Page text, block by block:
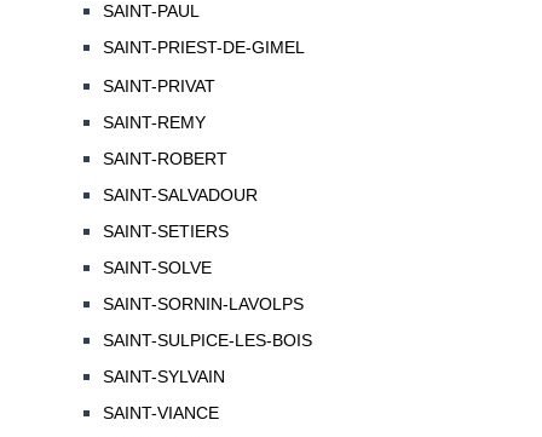
SAINT-PAUL
SAINT-PRIEST-DE-GIMEL
SAINT-PRIVAT
SAINT-REMY
SAINT-ROBERT
SAINT-SALVADOUR
SAINT-SETIERS
SAINT-SOLVE
SAINT-SORNIN-LAVOLPS
SAINT-SULPICE-LES-BOIS
SAINT-SYLVAIN
SAINT-VIANCE